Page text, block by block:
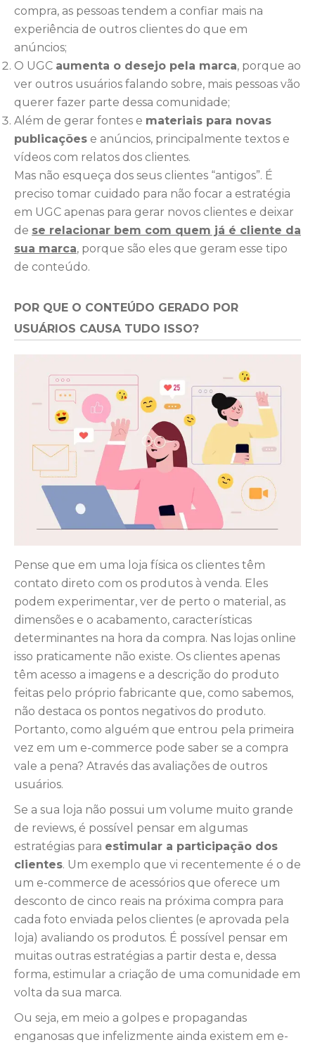
compra, as pessoas tendem a confiar mais na
experiência de outros clientes do que em
anúncios;
O UGC aumenta o desejo pela marca, porque ao
ver outros usuários falando sobre, mais pessoas vão
querer fazer parte dessa comunidade;
Além de gerar fontes e materiais para novas
publicações e anúncios, principalmente textos e
vídeos com relatos dos clientes.
Mas não esqueça dos seus clientes “antigos”. É
preciso tomar cuidado para não focar a estratégia
em UGC apenas para gerar novos clientes e deixar
de se relacionar bem com quem já é cliente da
sua marca, porque são eles que geram esse tipo
de conteúdo.
POR QUE O CONTEÚDO GERADO POR
USUÁRIOS CAUSA TUDO ISSO?
Pense que em uma loja física os clientes têm
contato direto com os produtos à venda. Eles
podem experimentar, ver de perto o material, as
dimensões e o acabamento, características
determinantes na hora da compra. Nas lojas online
isso praticamente não existe. Os clientes apenas
têm acesso a imagens e a descrição do produto
feitas pelo próprio fabricante que, como sabemos,
não destaca os pontos negativos do produto.
Portanto, como alguém que entrou pela primeira
vez em um e-commerce pode saber se a compra
vale a pena? Através das avaliações de outros
usuários.
Se a sua loja não possui um volume muito grande
de reviews, é possível pensar em algumas
estratégias para estimular a participação dos
clientes. Um exemplo que vi recentemente é o de
um e-commerce de acessórios que oferece um
desconto de cinco reais na próxima compra para
cada foto enviada pelos clientes (e aprovada pela
loja) avaliando os produtos. É possível pensar em
muitas outras estratégias a partir desta e, dessa
forma, estimular a criação de uma comunidade em
volta da sua marca.
Ou seja, em meio a golpes e propagandas
enganosas que infelizmente ainda existem em e-